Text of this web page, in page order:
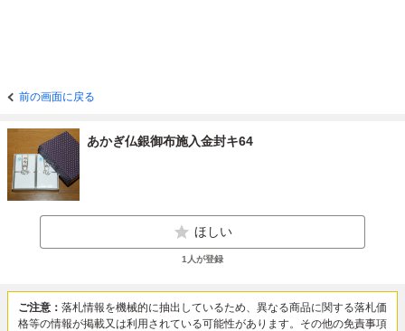
前の画面に戻る
あかぎ仏銀御布施入金封キ64
ほしい
1 人が登録
ご注意： 落札情報を機械的に抽出しているため、異なる商品に関する落札価
格等の情報が掲載又は利用されている可能性があります。その他の免責事項